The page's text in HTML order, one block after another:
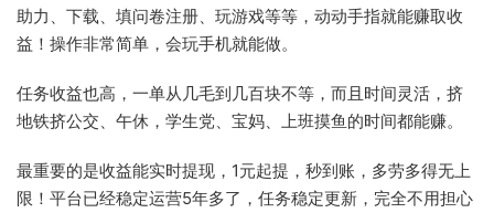
助力、下载、填问卷注册、玩游戏等等，动动手指就能赚取收
益！操作非常简单，会玩手机就能做。
任务收益也高，一单从几毛到几百块不等，而且时间灵活，挤
地铁挤公交、午休，学生党、宝妈、上班摸鱼的时间都能赚。
最重要的是收益能实时提现，1元起提，秒到账，多劳多得无上
限！平台已经稳定运营5年多了，任务稳定更新，完全不用担心